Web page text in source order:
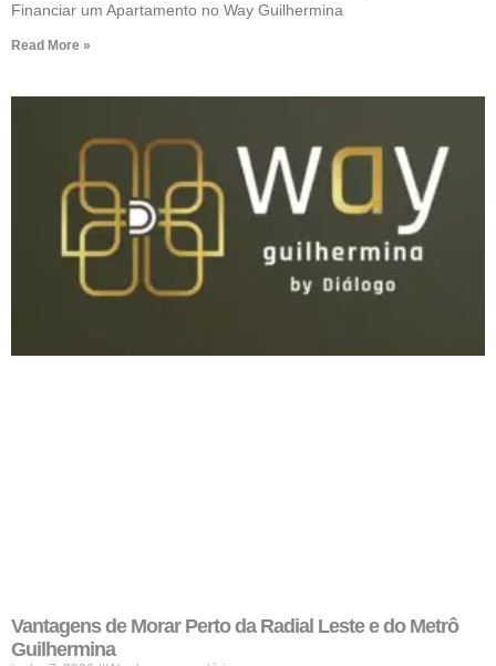
Financiar um Apartamento no Way Guilhermina
Read More »
Vantagens de Morar Perto da Radial Leste e do Metrô
Guilhermina